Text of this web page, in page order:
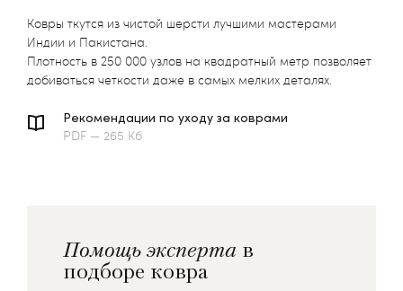
Ковры ткутся из чистой шерсти лучшими мастерами
Индии и Пакистана.
Плотность в 250 000 узлов на квадратный метр позволяет
добиваться четкости даже в самых мелких деталях.
Рекомендации по уходу за коврами
PDF — 265 Кб
Помощь эксперта в
подборе ковра